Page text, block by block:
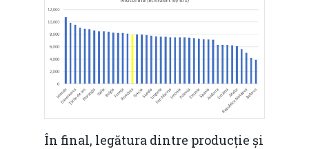
În final, legătura dintre producție și